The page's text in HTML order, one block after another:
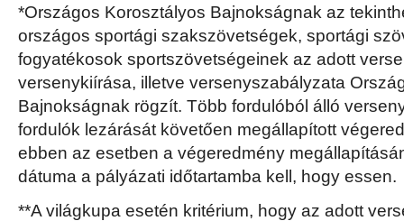
*Országos Korosztályos Bajnokságnak az
országos sportági szakszövetségek, sportági
fogyatékosok sportszövetségeinek az adott
versenykiírása, illetve versenyszabályzata
Bajnokságnak rögzít. Több fordulóból álló
fordulók lezárását követően megállapított
ebben az esetben a végeredmény
dátuma a pályázati időtartamba kell, hogy essen.
**A világkupa esetén kritérium, hogy az adott